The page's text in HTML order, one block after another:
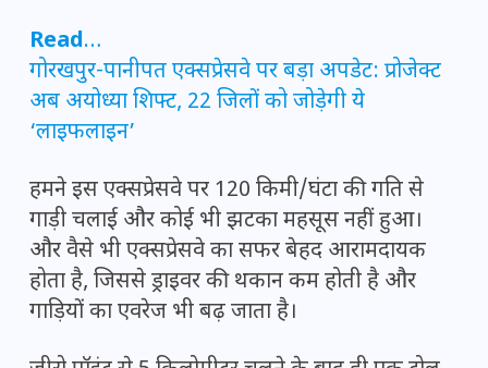
Read…
गोरखपुर-पानीपत एक्सप्रेसवे पर बड़ा अपडेट: प्रोजेक्ट
अब अयोध्या शिफ्ट, 22 जिलों को जोड़ेगी ये
‘लाइफलाइन’
हमने इस एक्सप्रेसवे पर 120 किमी/घंटा की गति से
गाड़ी चलाई और कोई भी झटका महसूस नहीं हुआ।
और वैसे भी एक्सप्रेसवे का सफर बेहद आरामदायक
होता है, जिससे ड्राइवर की थकान कम होती है और
गाड़ियों का एवरेज भी बढ़ जाता है।